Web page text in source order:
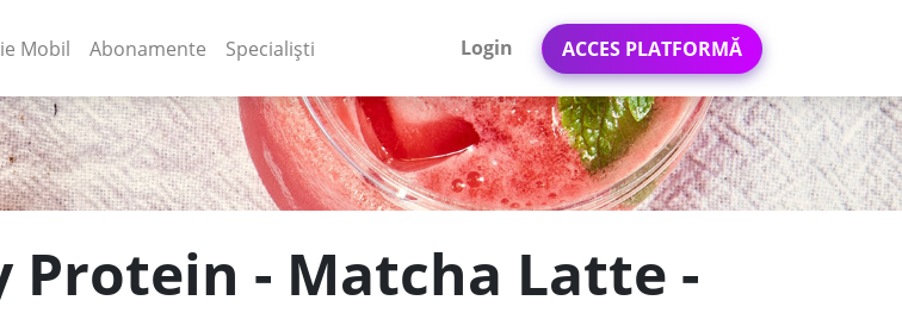
Mobil (current)
Abonamente Specialiști Login ACCES PLATFORMĂ
Protein - Matcha Latte -